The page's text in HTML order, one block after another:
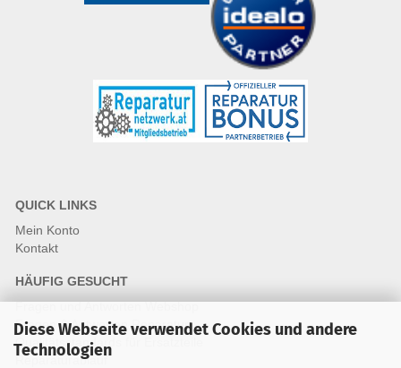
Diese Webseite verwendet Cookies und andere
Technologien
QUICK LINKS
Mein Konto
Kontakt
HÄUFIG GESUCHT
Fragen und Antworten Webshop
Fragen & Antworten Reparatur
Qualitätsstandards für Ersatzteile
Reparaturablauf